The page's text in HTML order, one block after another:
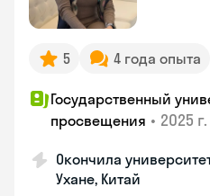
5 4 года опыта
Государственный
просвещения • 2025 г.
Окончила
Ухане, Китай